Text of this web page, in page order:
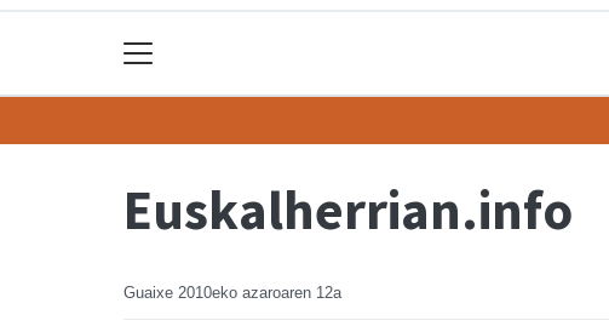
Euskalherrian.info
Guaixe 2010eko azaroaren 12a